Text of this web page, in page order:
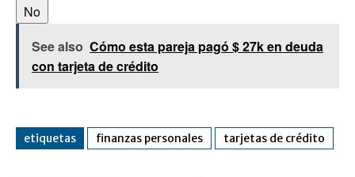
No
See also Cómo esta pareja pagó $ 27k en deuda
con tarjeta de crédito
etiquetas finanzas personales tarjetas de crédito